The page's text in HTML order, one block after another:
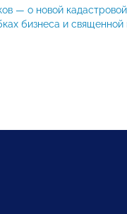
— о новой
бизнеса и священной